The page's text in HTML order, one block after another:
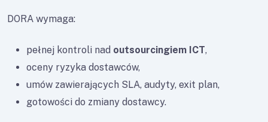
DORA wymaga:
pełnej kontroli nad outsourcingiem ICT,
oceny ryzyka dostawców,
umów zawierających SLA, audyty, exit plan,
gotowości do zmiany dostawcy.